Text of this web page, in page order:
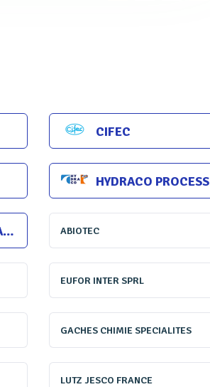
CIFEC
HYDRACO PROCESS
XYLEM WATER SOLUTIONS FRANCE ABIOTEC
EUFOR INTER SPRL
GACHES CHIMIE SPECIALITES
LUTZ JESCO FRANCE